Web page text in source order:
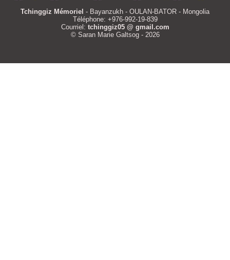
Tchinggiz Mémoriel - Bayanzukh - OULAN-BATOR - Mongolia
Téléphone: +976-992-19-839
Courriel: tchinggiz05 @ gmail.com
© Saran Marie Galtsog - 2026